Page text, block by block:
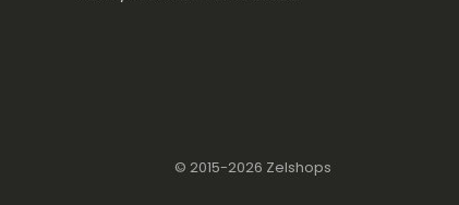
© 2015-2026 Zelshops